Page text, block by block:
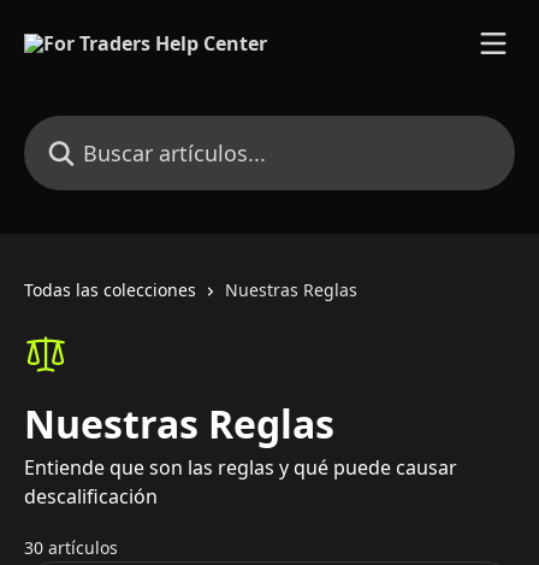
Buscar artículos...
Todas las colecciones Nuestras Reglas
Nuestras Reglas
Entiende que son las reglas y qué puede causar
descalificación
30 artículos